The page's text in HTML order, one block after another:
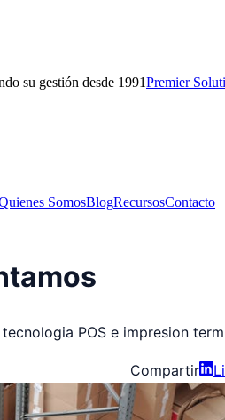
su gestión desde 1991Premier
SomosBlogRecursosContacto
POS e impresion
Compartir